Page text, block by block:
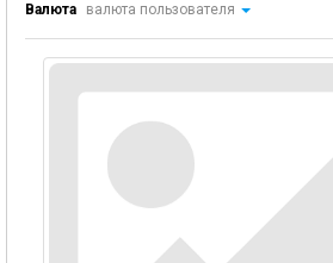
Валюта
валюта пользователя